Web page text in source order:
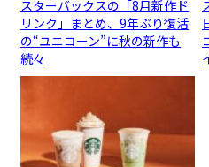
スターバックスの「8月新作ド
リンク」まとめ、9年ぶり復活
の“ユニコーン”に秋の新作も
続々